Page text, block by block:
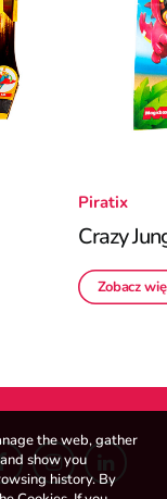
Piratix
Crazy
Zobacz
the web, gather
show you
history. By